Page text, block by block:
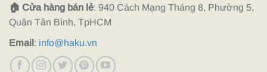
🏠 Cửa hàng bán lẻ: 940 Cách Mạng Tháng 8, Phường 5,
Quận Tân Bình, TpHCM
Email : info@haku.vn